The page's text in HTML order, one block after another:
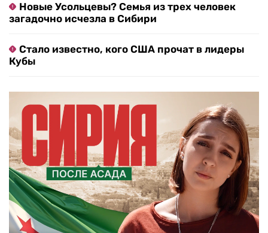
Новые Усольцевы? Семья из трех человек
загадочно исчезла в Сибири
Стало известно, кого США прочат в лидеры
Кубы